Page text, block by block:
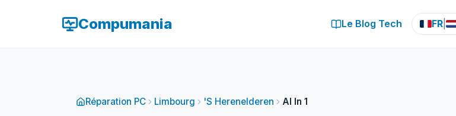
Compumania Le Blog Tech FR
Réparation PC Limbourg 'S Herenelderen Al In 1